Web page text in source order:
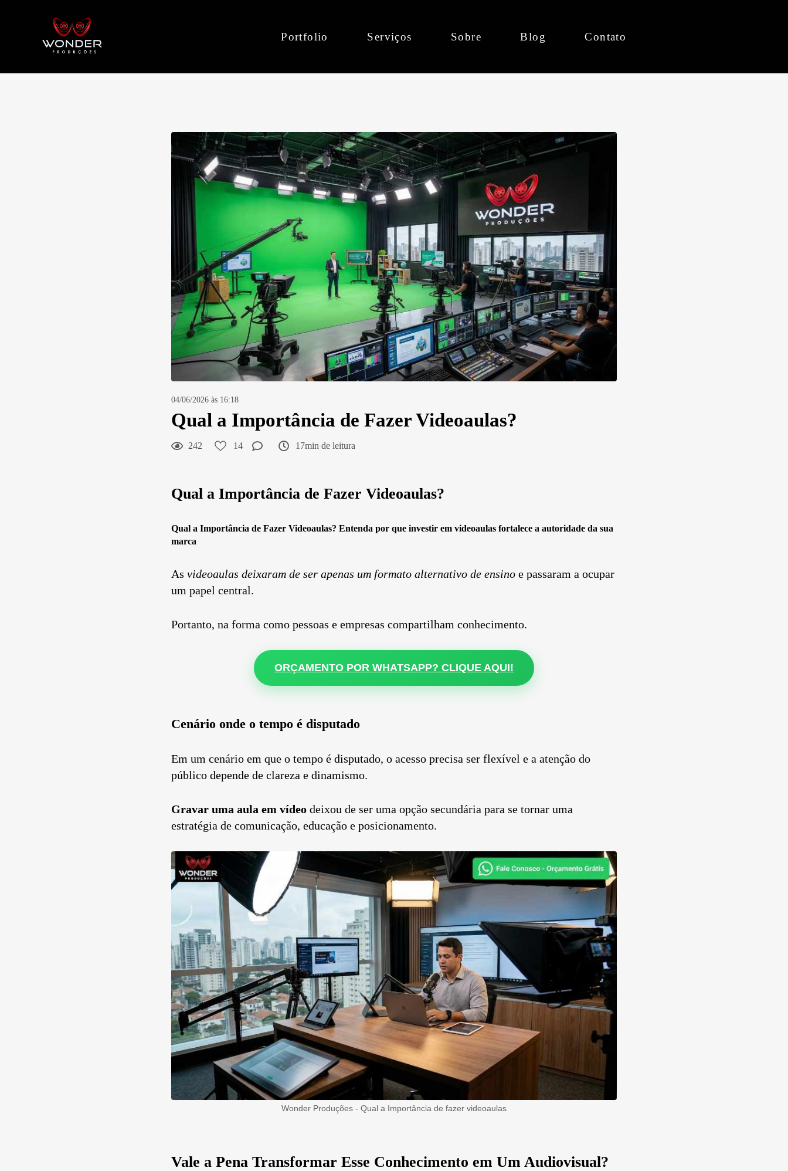
Portfolio Serviços Sobre Blog Contato
04/06/2026 às 16:18
Qual a Importância de Fazer Videoaulas?
242 14 17min de leitura
Qual a Importância de Fazer Videoaulas?
Qual a Importância de Fazer Videoaulas? Entenda por que investir em videoaulas fortalece a autoridade da sua
marca
As videoaulas deixaram de ser apenas um formato alternativo de ensino e passaram a ocupar
um papel central.
Portanto, na forma como pessoas e empresas compartilham conhecimento.
ORÇAMENTO POR WHATSAPP? CLIQUE AQUI!
Cenário onde o tempo é disputado
Em um cenário em que o tempo é disputado, o acesso precisa ser flexível e a atenção do
público depende de clareza e dinamismo.
Gravar uma aula em vídeo deixou de ser uma opção secundária para se tornar uma
estratégia de comunicação, educação e posicionamento.
Wonder Produções - Qual a Importância de fazer videoaulas
Vale a Pena Transformar Esse Conhecimento em Um Audiovisual?